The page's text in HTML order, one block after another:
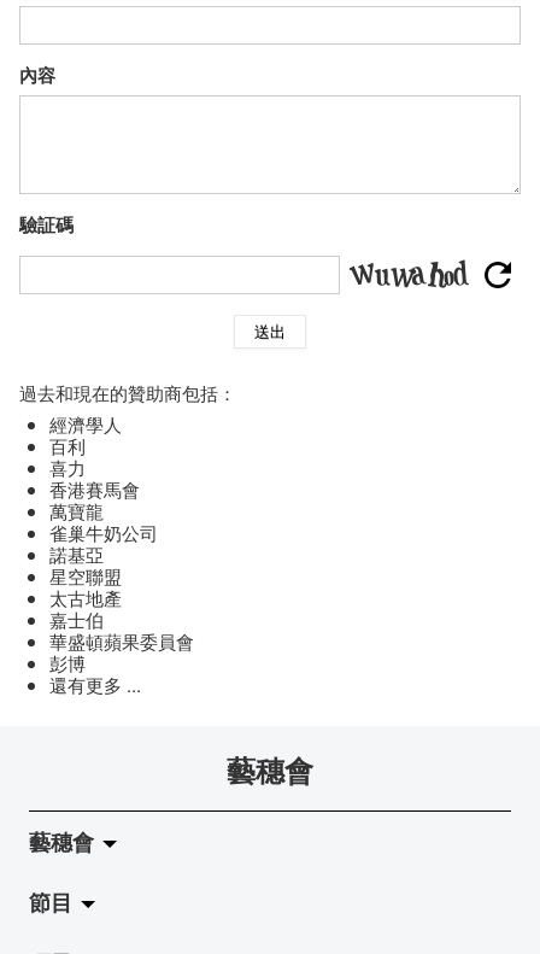
內容
驗証碼
送出
過去和現在的贊助商包括：
經濟學人
百利
喜力
香港賽馬會
萬寶龍
雀巢牛奶公司
諾基亞
星空聯盟
太古地產
嘉士伯
華盛頓蘋果委員會
彭博
還有更多 ...
藝穗會
藝穗會
關於藝穗會
節目